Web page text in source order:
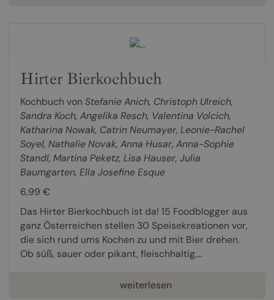
Hirter Bierkochbuch
Kochbuch von Stefanie Anich, Christoph Ulreich,
Sandra Koch, Angelika Resch, Valentina Volcich,
Katharina Nowak, Catrin Neumayer, Leonie-Rachel
Soyel, Nathalie Novak, Anna Husar, Anna-Sophie
Standl, Martina Peketz, Lisa Hauser, Julia
Baumgarten, Ella Josefine Esque
6,99 €
Das Hirter Bierkochbuch ist da! 15 Foodblogger aus
ganz Österreichen stellen 30 Speisekreationen vor,
die sich rund ums Kochen zu und mit Bier drehen.
Ob süß, sauer oder pikant, fleischhaltig,...
weiterlesen